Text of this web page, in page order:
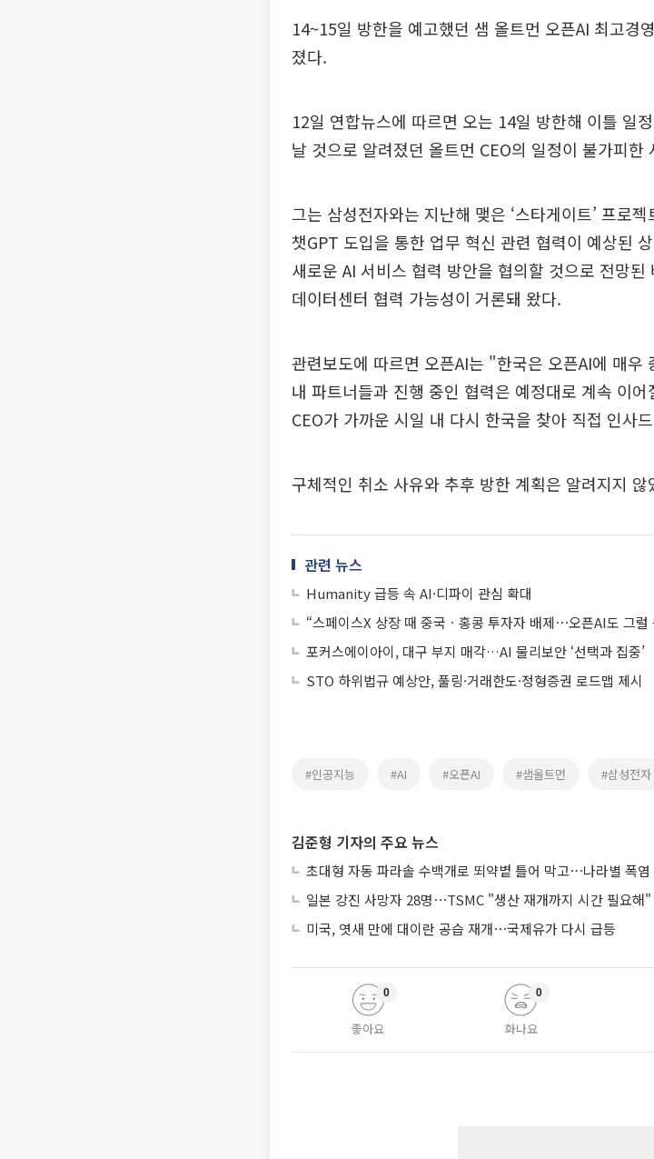
14~15일 방한을 예고했던 샘 올트먼 오픈AI 최고경
졌다.
12일 연합뉴스에 따르면 오는 14일 방한해 이틀 일
날 것으로 알려졌던 올트먼 CEO의 일정이 불가피한
그는 삼성전자와는 지난해 맺은 ‘스타게이트’ 프로
챗GPT 도입을 통한 업무 혁신 관련 협력이 예상된
새로운 AI 서비스 협력 방안을 협의할 것으로 전망된
데이터센터 협력 가능성이 거론돼 왔다.
관련보도에 따르면 오픈AI는 "한국은 오픈AI에 매
내 파트너들과 진행 중인 협력은 예정대로 계속 이
CEO가 가까운 시일 내 다시 한국을 찾아 직접 인사
구체적인 취소 사유와 추후 방한 계획은 알려지지 않
관련 뉴스
Humanity 급등 속 AI·디파이 관심 확대
“스페이스X 상장 때 중국ㆍ홍콩 투자자 배제⋯오픈AI도 그럴
포커스에이아이, 대구 부지 매각…AI 물리보안 ‘선택과 집중’
STO 하위법규 예상안, 풀링·거래한도·정형증권 로드맵 제시
#인공지능 #AI #오픈AI #샘올트먼 #삼성전자
김준형 기자의 주요 뉴스
초대형 자동 파라솔 수백개로 뙤약볕 틀어 막고⋯나라별 폭염
일본 강진 사망자 28명⋯TSMC "생산 재개까지 시간 필요해"
미국, 엿새 만에 대이란 공습 재개⋯국제유가 다시 급등
좋아요
0
화나요
0